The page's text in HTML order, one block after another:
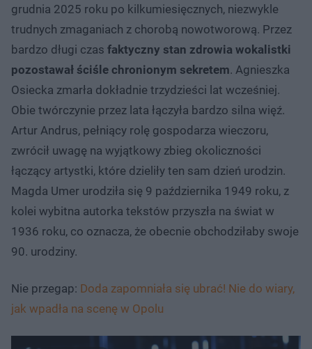
grudnia 2025 roku po kilkumiesięcznych, niezwykle
trudnych zmaganiach z chorobą nowotworową. Przez
bardzo długi czas faktyczny stan zdrowia wokalistki
pozostawał ściśle chronionym sekretem. Agnieszka
Osiecka zmarła dokładnie trzydzieści lat wcześniej.
Obie twórczynie przez lata łączyła bardzo silna więź.
Artur Andrus, pełniący rolę gospodarza wieczoru,
zwrócił uwagę na wyjątkowy zbieg okoliczności
łączący artystki, które dzieliły ten sam dzień urodzin.
Magda Umer urodziła się 9 października 1949 roku, z
kolei wybitna autorka tekstów przyszła na świat w
1936 roku, co oznacza, że obecnie obchodziłaby swoje
90. urodziny.
Nie przegap: Doda zapomniała się ubrać! Nie do wiary,
jak wpadła na scenę w Opolu